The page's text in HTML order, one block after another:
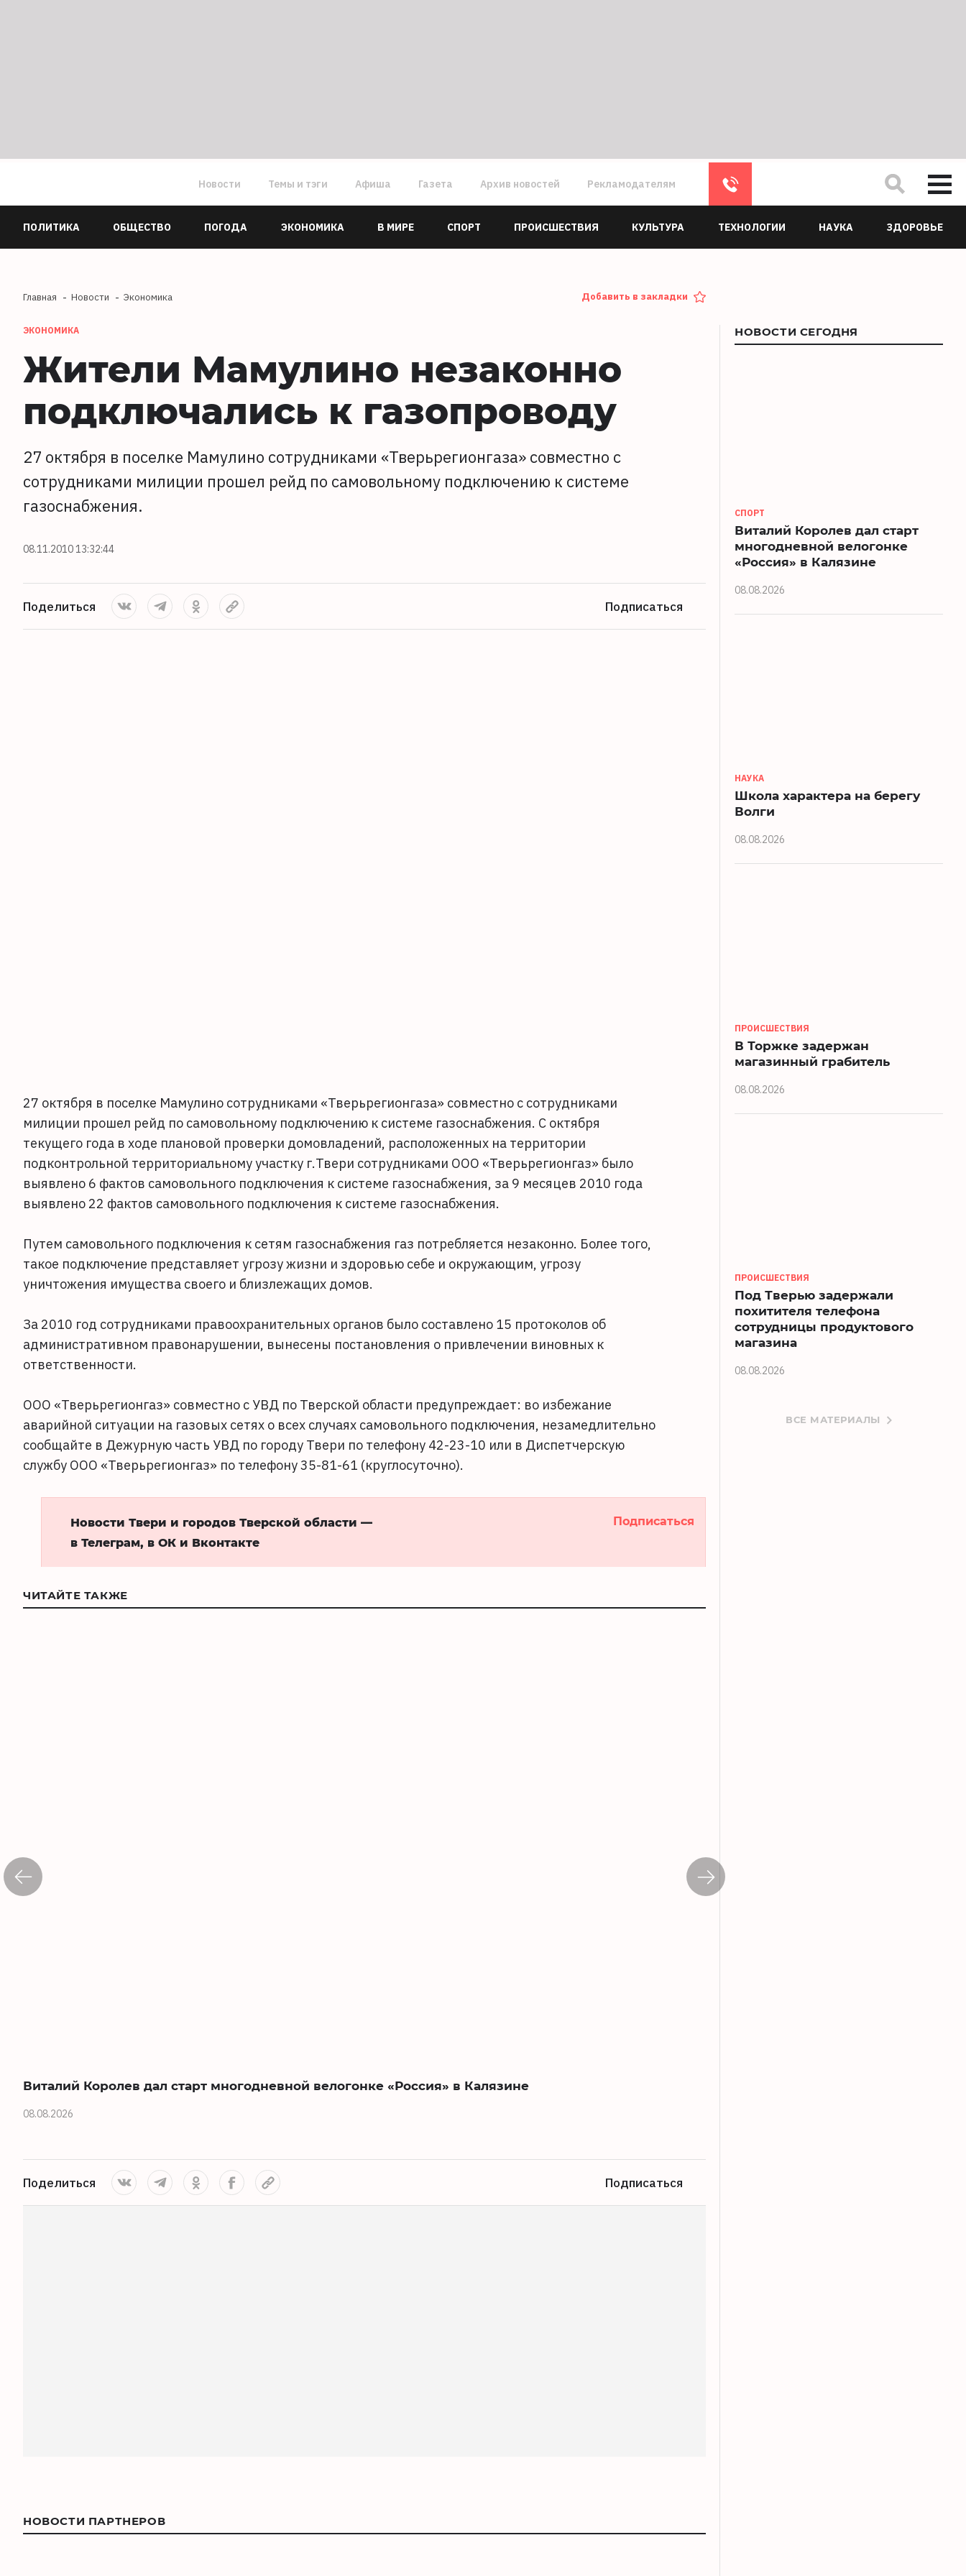
Новости Темы и тэги Афиша Газета Архив новостей Рекламодателям
ПОЛИТИКА ОБЩЕСТВО ПОГОДА ЭКОНОМИКА В МИРЕ СПОРТ ПРОИСШЕСТВИЯ КУЛЬТУРА ТЕХНОЛОГИИ НАУКА ЗДОРОВЬЕ
Главная Новости Экономика Добавить в закладки
ЭКОНОМИКА
Жители Мамулино незаконно
подключались к газопроводу
27 октября в поселке Мамулино сотрудниками «Тверьрегионгаза» совместно с
сотрудниками милиции прошел рейд по самовольному подключению к системе
газоснабжения.
08.11.2010 13:32:44
Поделиться Подписаться
27 октября в поселке Мамулино сотрудниками «Тверьрегионгаза» совместно с сотрудниками
милиции прошел рейд по самовольному подключению к системе газоснабжения. С октября
текущего года в ходе плановой проверки домовладений, расположенных на территории
подконтрольной территориальному участку г.Твери сотрудниками ООО «Тверьрегионгаз» было
выявлено 6 фактов самовольного подключения к системе газоснабжения, за 9 месяцев 2010 года
выявлено 22 фактов самовольного подключения к системе газоснабжения.
Путем самовольного подключения к сетям газоснабжения газ потребляется незаконно. Более того,
такое подключение представляет угрозу жизни и здоровью себе и окружающим, угрозу
уничтожения имущества своего и близлежащих домов.
За 2010 год сотрудниками правоохранительных органов было составлено 15 протоколов об
административном правонарушении, вынесены постановления о привлечении виновных к
ответственности.
ООО «Тверьрегионгаз» совместно с УВД по Тверской области предупреждает: во избежание
аварийной ситуации на газовых сетях о всех случаях самовольного подключения, незамедлительно
сообщайте в Дежурную часть УВД по городу Твери по телефону 42-23-10 или в Диспетчерскую
службу ООО «Тверьрегионгаз» по телефону 35-81-61 (круглосуточно).
Новости Твери и городов Тверской области —
в Телеграм, в ОК и Вконтакте
Подписаться
ЧИТАЙТЕ ТАКЖЕ
Виталий Королев дал старт многодневной велогонке «Россия» в Калязине
08.08.2026
Поделиться Подписаться
НОВОСТИ ПАРТНЕРОВ
НОВОСТИ СЕГОДНЯ
СПОРТ
Виталий Королев дал старт
многодневной велогонке
«Россия» в Калязине
08.08.2026
НАУКА
Школа характера на берегу
Волги
08.08.2026
ПРОИСШЕСТВИЯ
В Торжке задержан
магазинный грабитель
08.08.2026
ПРОИСШЕСТВИЯ
Под Тверью задержали
похитителя телефона
сотрудницы продуктового
магазина
08.08.2026
ВСЕ МАТЕРИАЛЫ